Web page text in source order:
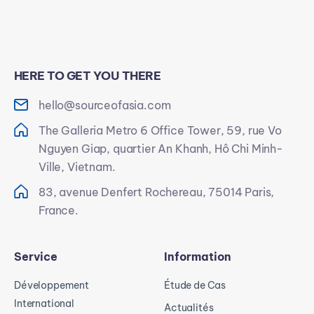
HERE TO GET YOU THERE
hello@sourceofasia.com
The Galleria Metro 6 Office Tower, 59, rue Vo
Nguyen Giap, quartier An Khanh, Hô Chi Minh-
Ville, Vietnam.
83, avenue Denfert Rochereau, 75014 Paris,
France.
Service
Développement
International
Information
Étude de Cas
Actualités